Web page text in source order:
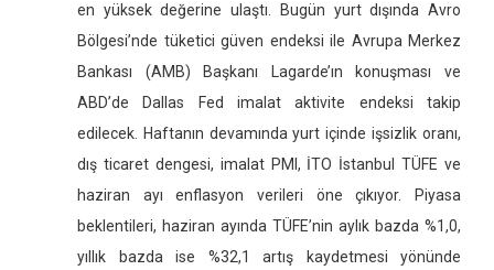
en yüksek değerine ulaştı. Bugün yurt dışında Avro
Bölgesi’nde tüketici güven endeksi ile Avrupa Merkez
Bankası (AMB) Başkanı Lagarde’ın konuşması ve
ABD’de Dallas Fed imalat aktivite endeksi takip
edilecek. Haftanın devamında yurt içinde işsizlik oranı,
dış ticaret dengesi, imalat PMI, İTO İstanbul TÜFE ve
haziran ayı enflasyon verileri öne çıkıyor. Piyasa
beklentileri, haziran ayında TÜFE’nin aylık bazda %1,0,
yıllık bazda ise %32,1 artış kaydetmesi yönünde